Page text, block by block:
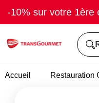
-10% sur votre 1ère
Accueil Restauration